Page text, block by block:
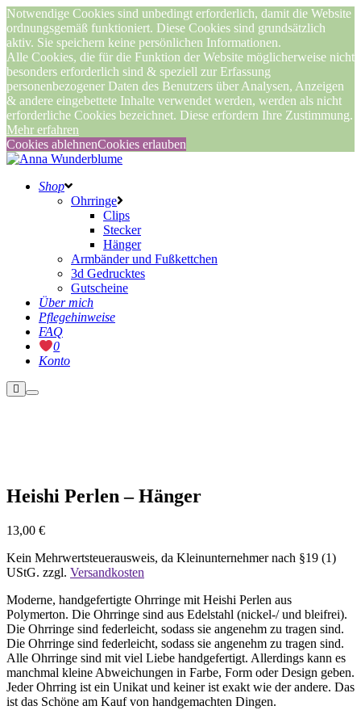
Notwendige Cookies sind unbedingt erforderlich, damit die Website
ordnungsgemäß funktioniert. Diese Cookies sind grundsätzlich
aktiv. Sie speichern keine persönlichen Informationen.
Alle Cookies, die für die Funktion der Website möglicherweise nicht
besonders erforderlich sind & speziell zur Erfassung
personenbezogener Daten des Benutzers über Analysen, Anzeigen
& andere eingebettete Inhalte verwendet werden, werden als nicht
erforderliche Cookies bezeichnet. Diese erfordern Ihre Zustimmung.
Mehr erfahren
Cookies ablehnenCookies erlauben
Shop
Ohrringe
Clips
Stecker
Hänger
Armbänder und Fußkettchen
3d Gedrucktes
Gutscheine
Über mich
Pflegehinweise
FAQ
0
Konto
Weitere
Informationen
Hauptmenü
Heishi Perlen – Hänger
13,00 €
Kein Mehrwertsteuerausweis, da Kleinunternehmer nach §19 (1)
UStG. zzgl. Versandkosten
Moderne, handgefertigte Ohrringe mit Heishi Perlen aus
Polymerton. Die Ohrringe sind aus Edelstahl (nickel-/ und bleifrei).
Die Ohrringe sind federleicht, sodass sie angenehm zu tragen sind.
Die Ohrringe sind federleicht, sodass sie angenehm zu tragen sind.
Alle Ohrringe sind mit viel Liebe handgefertigt. Allerdings kann es
manchmal kleine Abweichungen in Farbe, Form oder Design geben.
Jeder Ohrring ist ein Unikat und keiner ist exakt wie der andere. Das
ist das Schöne am Kauf von handgemachten Dingen.